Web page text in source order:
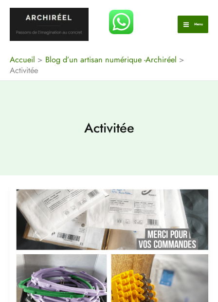
Aller
contenu
Menu
Accueil
Blog d’un artisan numérique -Archiréel
Activitée
Activitée
Comment
le
COVID
m’a
aidé
à
développer
mon
activité
complémentaire